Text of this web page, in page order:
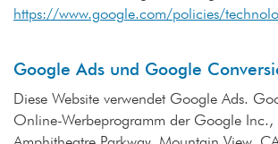
https://www.google.com/policies/
Google Ads und Google
Diese Website verwendet Google Ads.
Online-Werbeprogramm der Google